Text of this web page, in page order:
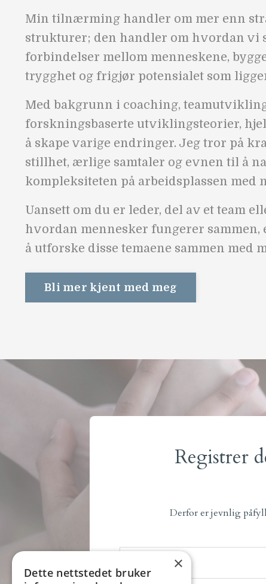
Min tilnærming handler om mer enn
strukturer; den handler om hvordan vi
forbindelser mellom menneskene,
trygghet og frigjør potensialet som
Med bakgrunn i coaching,
forskningsbaserte utviklingsteorier,
å skape varige endringer. Jeg tror på
stillhet, ærlige samtaler og evnen til å
kompleksiteten på arbeidsplassen med
Uansett om du er leder, del av et team
hvordan mennesker fungerer
å utforske disse temaene sammen med
Bli mer kjent med meg
Registrer
Derfor er jevnlig
×
Dette nettstedet bruker